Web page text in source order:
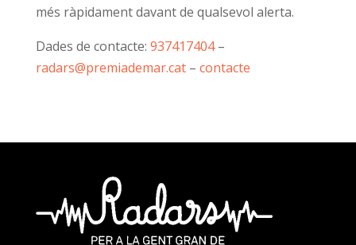
més ràpidament davant de qualsevol alerta.
Dades de contacte: 937417404–
radars@premiademar.cat– contacte